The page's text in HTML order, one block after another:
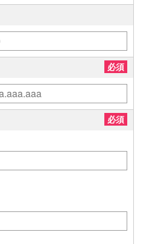
必須
必須